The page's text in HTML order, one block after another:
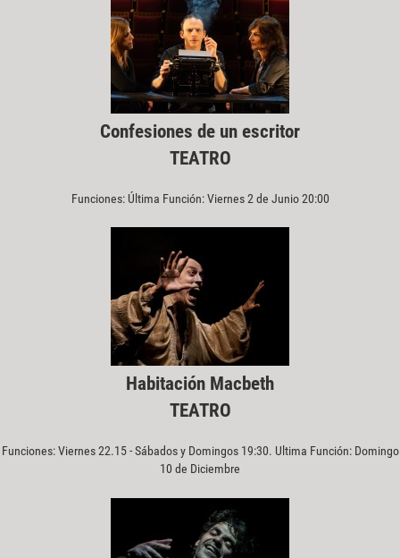
Confesiones de un escritor
TEATRO
Funciones: Última Función: Viernes 2 de Junio 20:00
Habitación Macbeth
TEATRO
Funciones: Viernes 22.15 - Sábados y Domingos 19:30. Ultima Función: Domingo
10 de Diciembre